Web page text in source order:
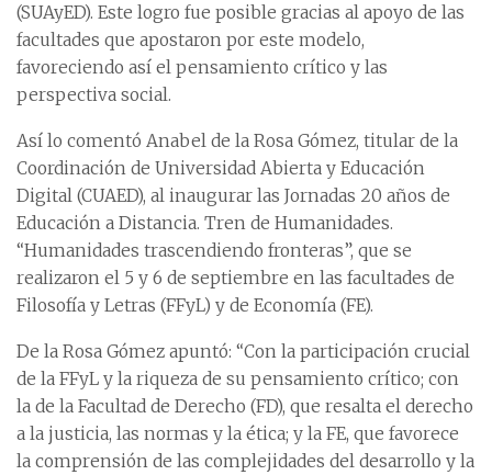
(SUAyED). Este logro fue posible gracias al apoyo de las
facultades que apostaron por este modelo,
favoreciendo así el pensamiento crítico y las
perspectiva social.
Así lo comentó Anabel de la Rosa Gómez, titular de la
Coordinación de Universidad Abierta y Educación
Digital (CUAED), al inaugurar las Jornadas 20 años de
Educación a Distancia. Tren de Humanidades.
“Humanidades trascendiendo fronteras”, que se
realizaron el 5 y 6 de septiembre en las facultades de
Filosofía y Letras (FFyL) y de Economía (FE).
De la Rosa Gómez apuntó: “Con la participación crucial
de la FFyL y la riqueza de su pensamiento crítico; con
la de la Facultad de Derecho (FD), que resalta el derecho
a la justicia, las normas y la ética; y la FE, que favorece
la comprensión de las complejidades del desarrollo y la